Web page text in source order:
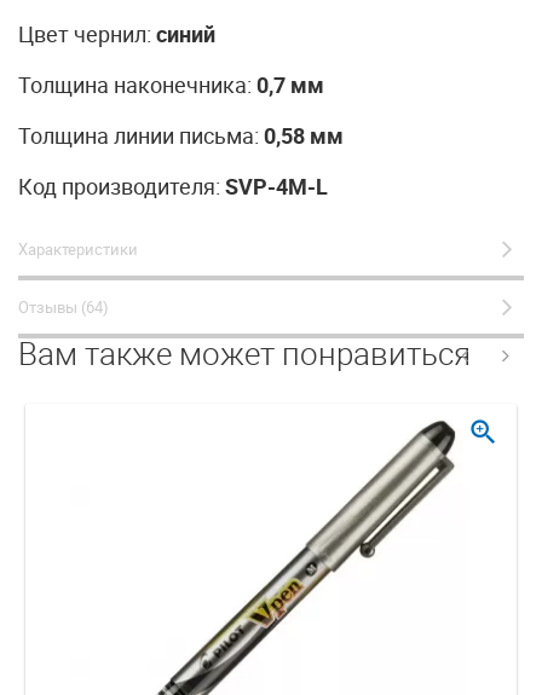
Цвет чернил: синий
Толщина наконечника: 0,7 мм
Толщина линии письма: 0,58 мм
Код производителя: SVP-4M-L
Характеристики
Отзывы (64)
Вам также может понравиться
zoom_in